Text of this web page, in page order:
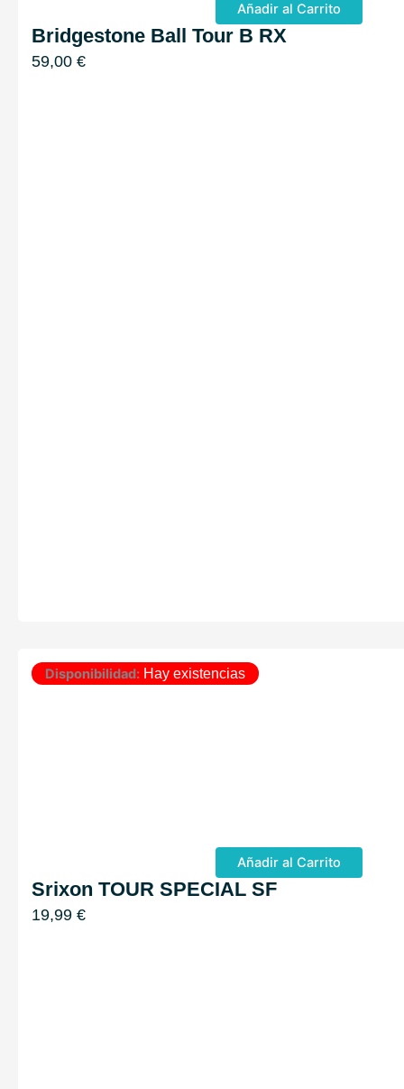
Añadir al Carrito
Bridgestone Ball Tour B RX
59,00 €
Añadir al Carrito
Disponibilidad: Hay existencias
Srixon TOUR SPECIAL SF
19,99 €